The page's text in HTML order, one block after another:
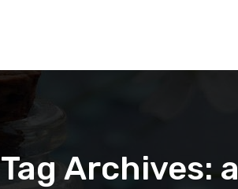
Tag Archives: